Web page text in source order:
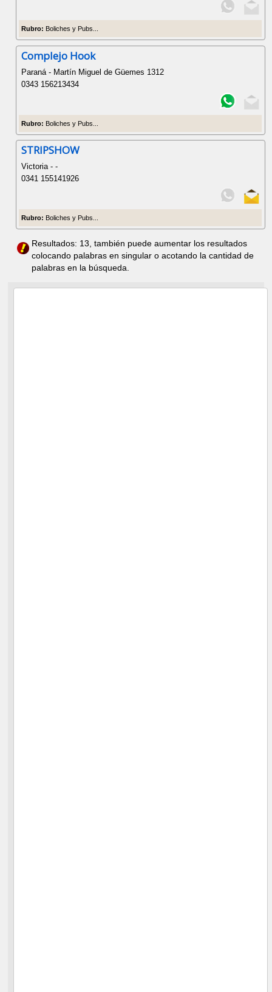
Rubro: Boliches y Pubs...
Complejo Hook
Paraná - Martín Miguel de Güemes 1312
0343 156213434
Rubro: Boliches y Pubs...
STRIPSHOW
Victoria - -
0341 155141926
Rubro: Boliches y Pubs...
Resultados: 13, también puede aumentar los resultados
colocando palabras en singular o acotando la cantidad de
palabras en la búsqueda.